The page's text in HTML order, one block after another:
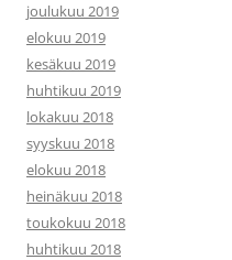
joulukuu 2019
elokuu 2019
kesäkuu 2019
huhtikuu 2019
lokakuu 2018
syyskuu 2018
elokuu 2018
heinäkuu 2018
toukokuu 2018
huhtikuu 2018